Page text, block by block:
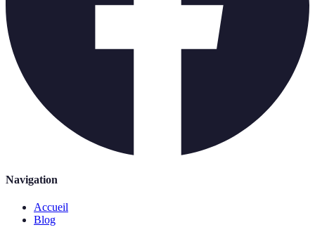
Navigation
Accueil
Blog